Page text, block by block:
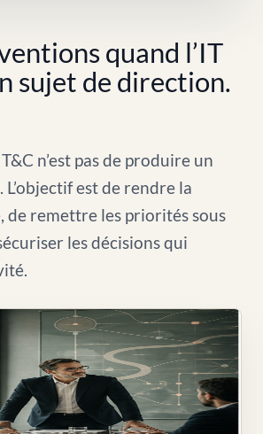
quand l’IT
sujet de direction.
n’est pas de produire un
est de rendre la
de remettre les priorités sous
les décisions qui